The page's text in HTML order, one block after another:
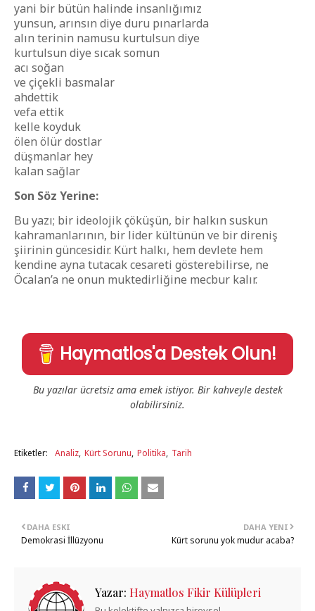
yani bir bütün halinde insanlığımız
yunsun, arınsın diye duru pınarlarda
alın terinin namusu kurtulsun diye
kurtulsun diye sıcak somun
acı soğan
ve çiçekli basmalar
ahdettik
vefa ettik
kelle koyduk
ölen ölür dostlar
düşmanlar hey
kalan sağlar
Son Söz Yerine:
Bu yazı; bir ideolojik çöküşün, bir halkın suskun
kahramanlarının, bir lider kültünün ve bir direniş
şiirinin güncesidir. Kürt halkı, hem devlete hem
kendine ayna tutacak cesareti gösterebilirse, ne
Öcalan’a ne onun muktedirliğine mecbur kalır.
Haymatlos'a Destek Olun!
Bu yazılar ücretsiz ama emek istiyor. Bir kahveyle destek
olabilirsiniz.
Etiketler: Analiz Kürt Sorunu Politika Tarih
DAHA YENI
Kürt sorunu yok mudur acaba?
DAHA ESKI
Demokrasi İllüzyonu
Yazar: Haymatlos Fikir Külüpleri